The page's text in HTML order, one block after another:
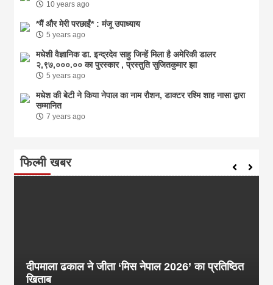
10 years ago
*मैं और मेरी परछाईं* : मंजू उपाध्याय
5 years ago
मधेशी वैज्ञानिक डा. इन्द्रदेव साहु जिन्हें मिला है अमेरिकी डालर
२,९७,०००.०० का पुरस्कार , प्रस्तुति सुजितकुमार झा
5 years ago
मधेश की बेटी ने किया नेपाल का नाम राैशन, डाक्टर रश्मि शाह नासा द्वारा
सम्मानित
7 years ago
फिल्मी खबर
दीपमाला ढकाल ने जीता ‘मिस नेपाल 2026’ का प्रतिष्ठित
खिताब